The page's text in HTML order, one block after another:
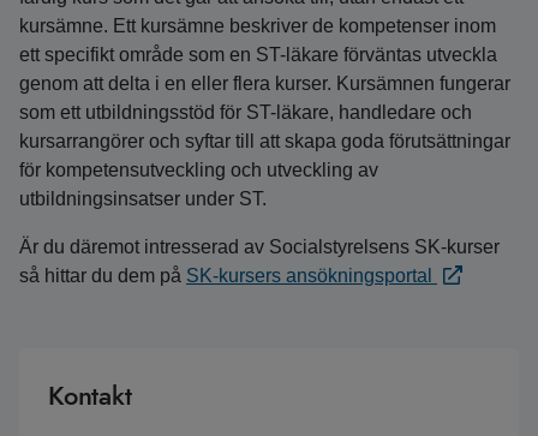
kursämne. Ett kursämne beskriver de kompetenser inom
ett specifikt område som en ST-läkare förväntas utveckla
genom att delta i en eller flera kurser. Kursämnen fungerar
som ett utbildningsstöd för ST-läkare, handledare och
kursarrangörer och syftar till att skapa goda förutsättningar
för kompetensutveckling och utveckling av
utbildningsinsatser under ST.
Är du däremot intresserad av Socialstyrelsens SK-kurser
så hittar du dem på SK-kursers ansökningsportal
Kontakt